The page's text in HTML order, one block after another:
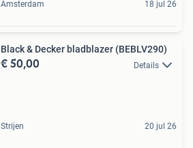
Amsterdam 18 jul 26
Black & Decker bladblazer (BEBLV290)
€ 50,00 Details
Strijen 20 jul 26